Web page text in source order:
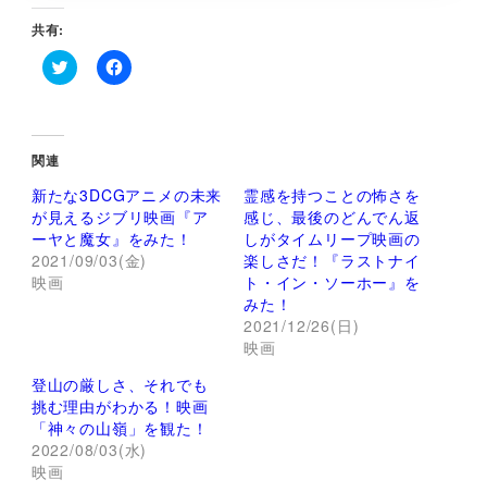
共有:
ク
し
て
T
i
t
t
e
r
で
共
有
ィ
ン
ド
ウ
で
開
き
ま
F
で
共
有
す
る
に
く
だ
さ
い
(
新
関連
新たな3DCGアニメの未来
が見えるジブリ映画『ア
ーヤと魔女』をみた！
2021/09/03(金)
映画
霊感を持つことの怖さを
感じ、最後のどんでん返
しがタイムリープ映画の
楽しさだ！『ラストナイ
ト・イン・ソーホー』を
みた！
2021/12/26(日)
映画
登山の厳しさ、それでも
挑む理由がわかる！映画
「神々の山嶺」を観た！
2022/08/03(水)
映画